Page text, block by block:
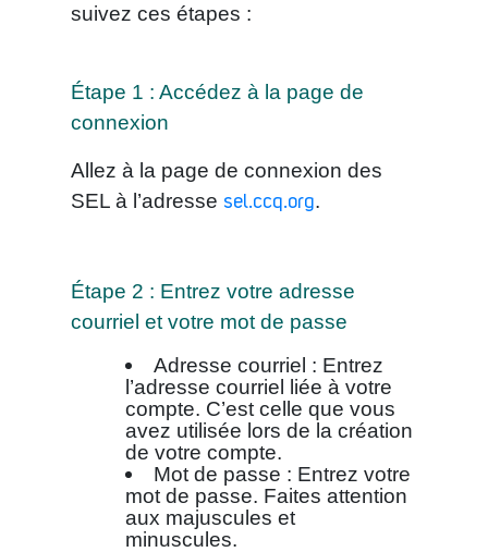
suivez ces étapes :
Étape 1 : Accédez à la page de
connexion
Allez à la page de connexion des
SEL à l’adresse sel.ccq.org.
Étape 2 : Entrez votre adresse
courriel et votre mot de passe
Adresse courriel : Entrez
l’adresse courriel liée à votre
compte. C’est celle que vous
avez utilisée lors de la création
de votre compte.
Mot de passe : Entrez votre
mot de passe. Faites attention
aux majuscules et
minuscules.